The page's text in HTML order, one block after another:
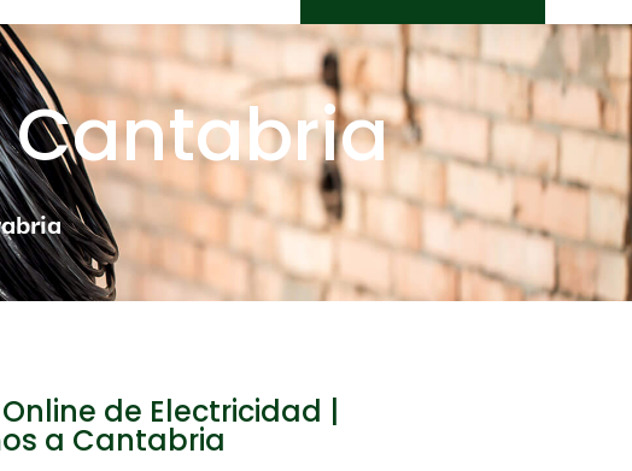
de Electricidad |
a Cantabria